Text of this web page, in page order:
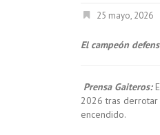
25 mayo, 2026
El campeón
Prensa Gaiteros:
2026 tras derrotar
encendido.